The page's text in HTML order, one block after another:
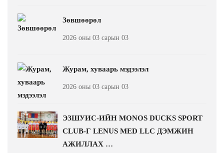
Зөвшөөрөл
2026 оны 03 сарын 03
Журам, хуваарь мэдээлэл
2026 оны 03 сарын 03
ЭЗШУИС-ИЙН MONOS DUCKS SPORT
CLUB-Г LENUS MED LLC ДЭМЖИН
АЖИЛЛАХ …